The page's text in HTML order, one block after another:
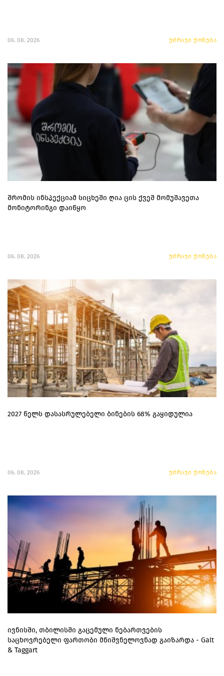
06. 08. 2026 უძრავი ქონება
შრომის ინსპექციამ სიცხეში ღია ცის ქვეშ მომუშავეთა
მონიტორინგი დაიწყო
06. 08. 2026 უძრავი ქონება
2027 წელს დასასრულებელი ბინების 68% გაყიდულია
06. 08. 2026 უძრავი ქონება
ივნისში, თბილისში გაცემული ნებართვების
საცხოვრებელი ფართობი მნიშვნელოვნად გაიზარდა - Galt
& Taggart